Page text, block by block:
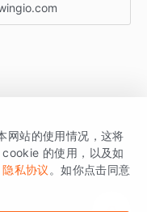
牌，核心平台为 GrowingIO
网站的使用情况，这将
的使用，以及如
隐私协议 。如你点击同意